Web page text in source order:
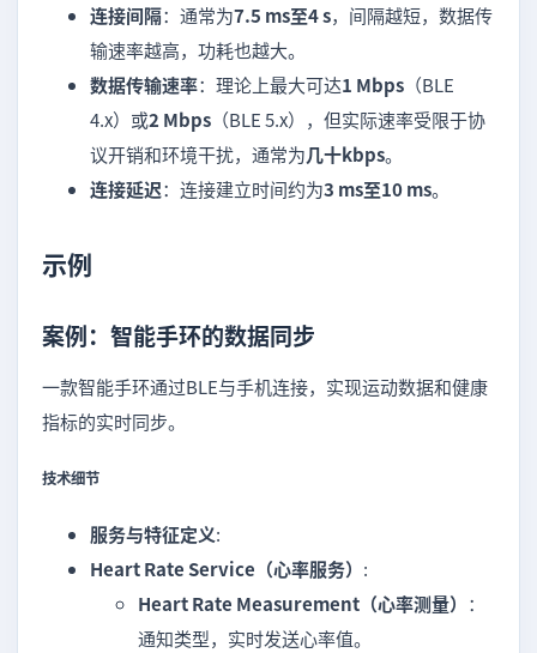
连接间隔：通常为7.5 ms至4 s，间隔越短，数据传
输速率越高，功耗也越大。
数据传输速率：理论上最大可达1 Mbps （BLE
4.x）或2 Mbps （BLE 5.x），但实际速率受限于协
议开销和环境干扰，通常为几十kbps。
连接延迟：连接建立时间约为3 ms至10 ms。
示例
案例：智能手环的数据同步
一款智能手环通过BLE与手机连接，实现运动数据和健康
指标的实时同步。
技术细节
服务与特征定义:
Heart Rate Service（心率服务） :
Heart Rate Measurement（心率测量） ：
通知类型，实时发送心率值。